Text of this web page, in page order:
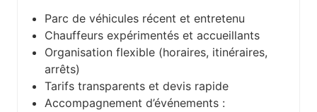
Parc de véhicules récent et entretenu
Chauffeurs expérimentés et accueillants
Organisation flexible (horaires, itinéraires,
arrêts)
Tarifs transparents et devis rapide
Accompagnement d’événements :